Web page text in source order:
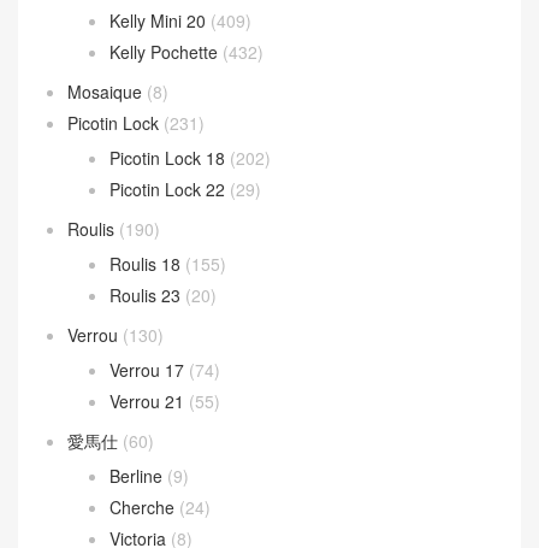
Kelly Mini 20 (409)
Kelly Pochette (432)
Mosaique (8)
Picotin Lock (231)
Picotin Lock 18 (202)
Picotin Lock 22 (29)
Roulis (190)
Roulis 18 (155)
Roulis 23 (20)
Verrou (130)
Verrou 17 (74)
Verrou 21 (55)
愛馬仕 (60)
Berline (9)
Cherche (24)
Victoria (8)